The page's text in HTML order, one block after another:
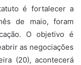
é fortalecer a
de maio, foram
O objetivo é
as negociações
(20), acontecerá